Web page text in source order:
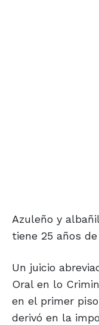
Azuleño y
tiene 25 años de
Un juicio
Oral en lo
en el primer
derivó en la